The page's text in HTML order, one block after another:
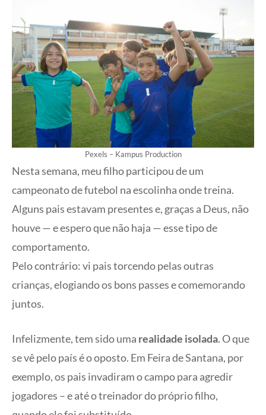
Pexels – Kampus Production
Nesta semana, meu filho participou de um
campeonato de futebol na escolinha onde treina.
Alguns pais estavam presentes e, graças a Deus, não
houve — e espero que não haja — esse tipo de
comportamento.
Pelo contrário: vi pais torcendo pelas outras
crianças, elogiando os bons passes e comemorando
juntos.
Infelizmente, tem sido uma realidade isolada. O que
se vê pelo país é o oposto. Em Feira de Santana, por
exemplo, os pais invadiram o campo para agredir
jogadores – e até o treinador do próprio filho,